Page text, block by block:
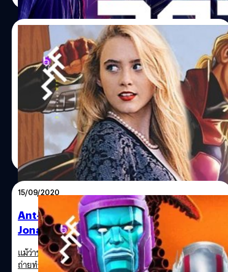
15/12/2020
แคทเธอรีน นิวตัน รับบทซูเปอร์ฮีโรหน้าใหม่ใน
Ant-Man and the Wasp: Quantumania
เริ่มส่อแววชัดเจนว่ามาร์เวล เดินหน้าแผนการปั้นซูเปอร์ฮีโร
หน้าใหม่เข้าจักรวาล หลังรุ่นพี่ยุคบุกเบิกทยอยปลดเกษียณกัน
ไปจากหน้าจอ ข่าวล่าสุดนี้มาจากหัวเรือใหญ่ เควิน ไฟกี เอง
เลย เขาให้ข่าวว่ากำลังเดินหน้าโพรเจกต์ Ant-Man 3 ในชื่อ
ภาคอย่างเป็นทางการว่า Ant-Man and the Wasp:
Quantumania
สุชยา เกษจำรัส | 2061 days ago
Read More
15/09/2020
Ant-Man 3 ประกาศนักแสดงวายร้ายคนใหม่
Jonathan Majors จาก Lovecraft Country
แม้ว่าช่วงนี้ Marvel Studios จะอยู่ในช่วงเริ่มต้นกลับมาเริ่ม
ถ่ายทำหนังและซีรีส์ที่ค้างอยู่หลาย ๆ เรื่องหลังโควิด-19 ทั้ง